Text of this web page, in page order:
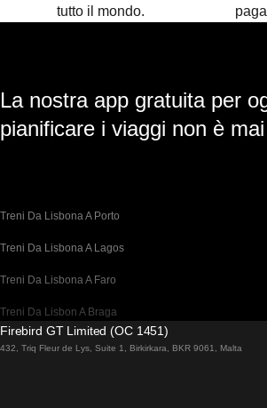
tutto il mondo.
La nostra app gratuita per
pianificare i viaggi non è
Treni Da Lisbona A Porto
Treni Da Lisbona A Lagos
Treni Da Lisbona A Faro
Treni Da Lisbon A Braga
Treni Da Barcellona A Madrid
Firebird GT Limited (OC 1451)
432, Triq Fleur de Lys, Suite 1, Birkirkara, BKR 9061, Malta